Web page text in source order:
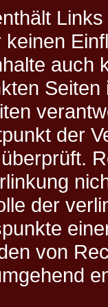
keinen
auch
der
der
von